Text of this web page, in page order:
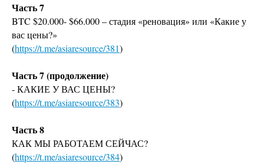
Часть 7
BTC $20.000- $66.000 – стадия «реновация» или «Какие у
вас цены?»
(https://t.me/asiaresource/381)
Часть 7 (продолжение)
- КАКИЕ У ВАС ЦЕНЫ?
(https://t.me/asiaresource/383)
Часть 8
КАК МЫ РАБОТАЕМ СЕЙЧАС?
(https://t.me/asiaresource/384)